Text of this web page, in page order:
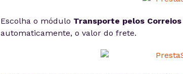
Escolha o módulo Transporte pelos
automaticamente, o valor do frete.